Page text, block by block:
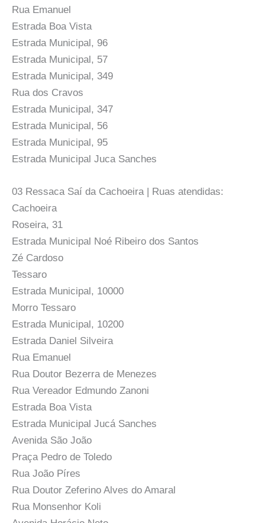
Rua Emanuel
Estrada Boa Vista
Estrada Municipal, 96
Estrada Municipal, 57
Estrada Municipal, 349
Rua dos Cravos
Estrada Municipal, 347
Estrada Municipal, 56
Estrada Municipal, 95
Estrada Municipal Juca Sanches
03 Ressaca Saí da Cachoeira | Ruas atendidas:
Cachoeira
Roseira, 31
Estrada Municipal Noé Ribeiro dos Santos
Zé Cardoso
Tessaro
Estrada Municipal, 10000
Morro Tessaro
Estrada Municipal, 10200
Estrada Daniel Silveira
Rua Emanuel
Rua Doutor Bezerra de Menezes
Rua Vereador Edmundo Zanoni
Estrada Boa Vista
Estrada Municipal Jucá Sanches
Avenida São João
Praça Pedro de Toledo
Rua João Píres
Rua Doutor Zeferino Alves do Amaral
Rua Monsenhor Koli